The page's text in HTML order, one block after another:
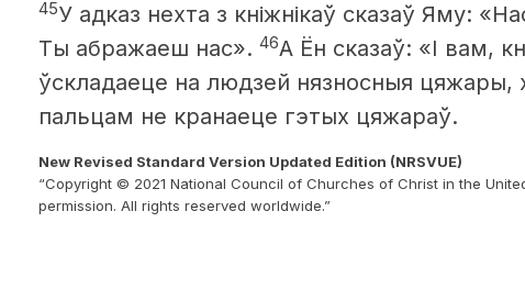
45У адказ нехта з кніжнікаў сказаў Яму:
Ты абражаеш нас». 46А Ён сказаў: «І вам,
ўскладаеце на людзей нязносныя цяжары,
пальцам не кранаеце гэтых цяжараў.
New Revised Standard Version Updated Edition (NRSVUE)
“Copyright © 2021 National Council of Churches of Christ in the
permission. All rights reserved worldwide.”